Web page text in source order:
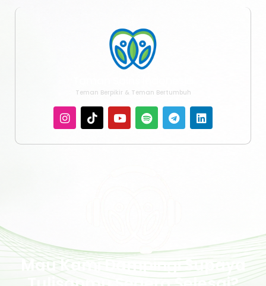
Teman Berpikir & Teman Bertumbuh
Mau Kami Dampingi Supaya